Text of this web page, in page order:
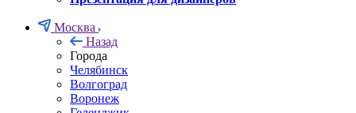
Москва
Назад
Города
Челябинск
Волгоград
Воронеж